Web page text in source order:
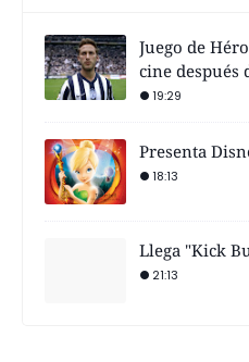
Juego de
cine después
19:29
Presenta
18:13
Llega "Kick
21:13